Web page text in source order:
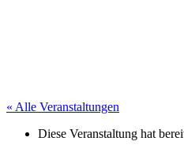
« Alle Veranstaltungen
Diese Veranstaltung hat